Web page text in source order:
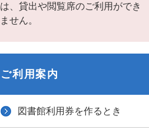
は、貸出や閲覧席のご利用ができ
ません。
ご利用案内
図書館利用券を作るとき